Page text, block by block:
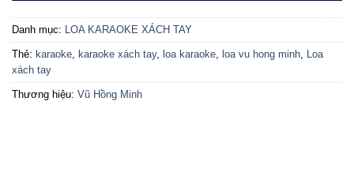
Danh mục: LOA KARAOKE XÁCH TAY
Thẻ: karaoke, karaoke xách tay, loa karaoke, loa vu hong minh, Loa
xách tay
Thương hiệu: Vũ Hồng Minh